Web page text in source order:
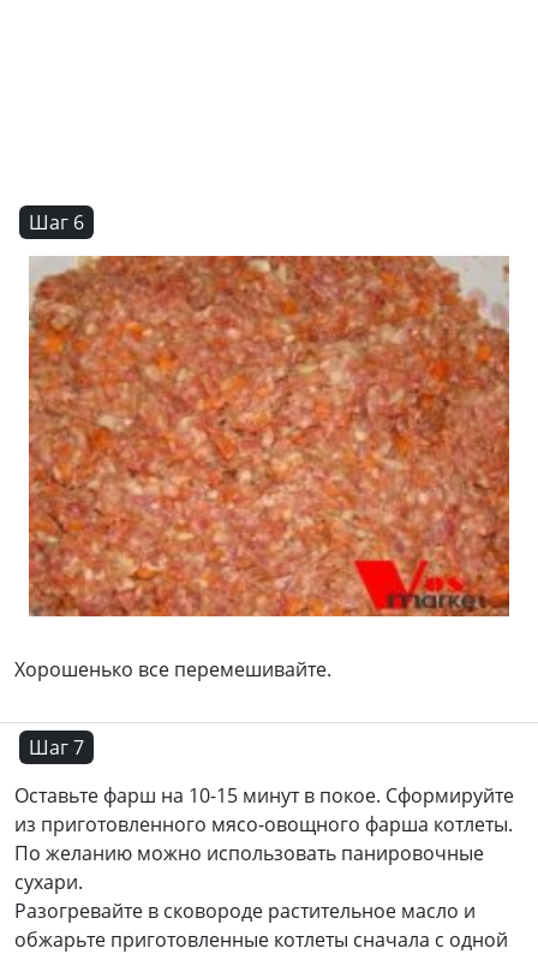
Шаг 6
Хорошенько все перемешивайте.
Шаг 7
Оставьте фарш на 10-15 минут в покое. Сформируйте
из приготовленного мясо-овощного фарша котлеты.
По желанию можно использовать панировочные
сухари.
Разогревайте в сковороде растительное масло и
обжарьте приготовленные котлеты сначала с одной